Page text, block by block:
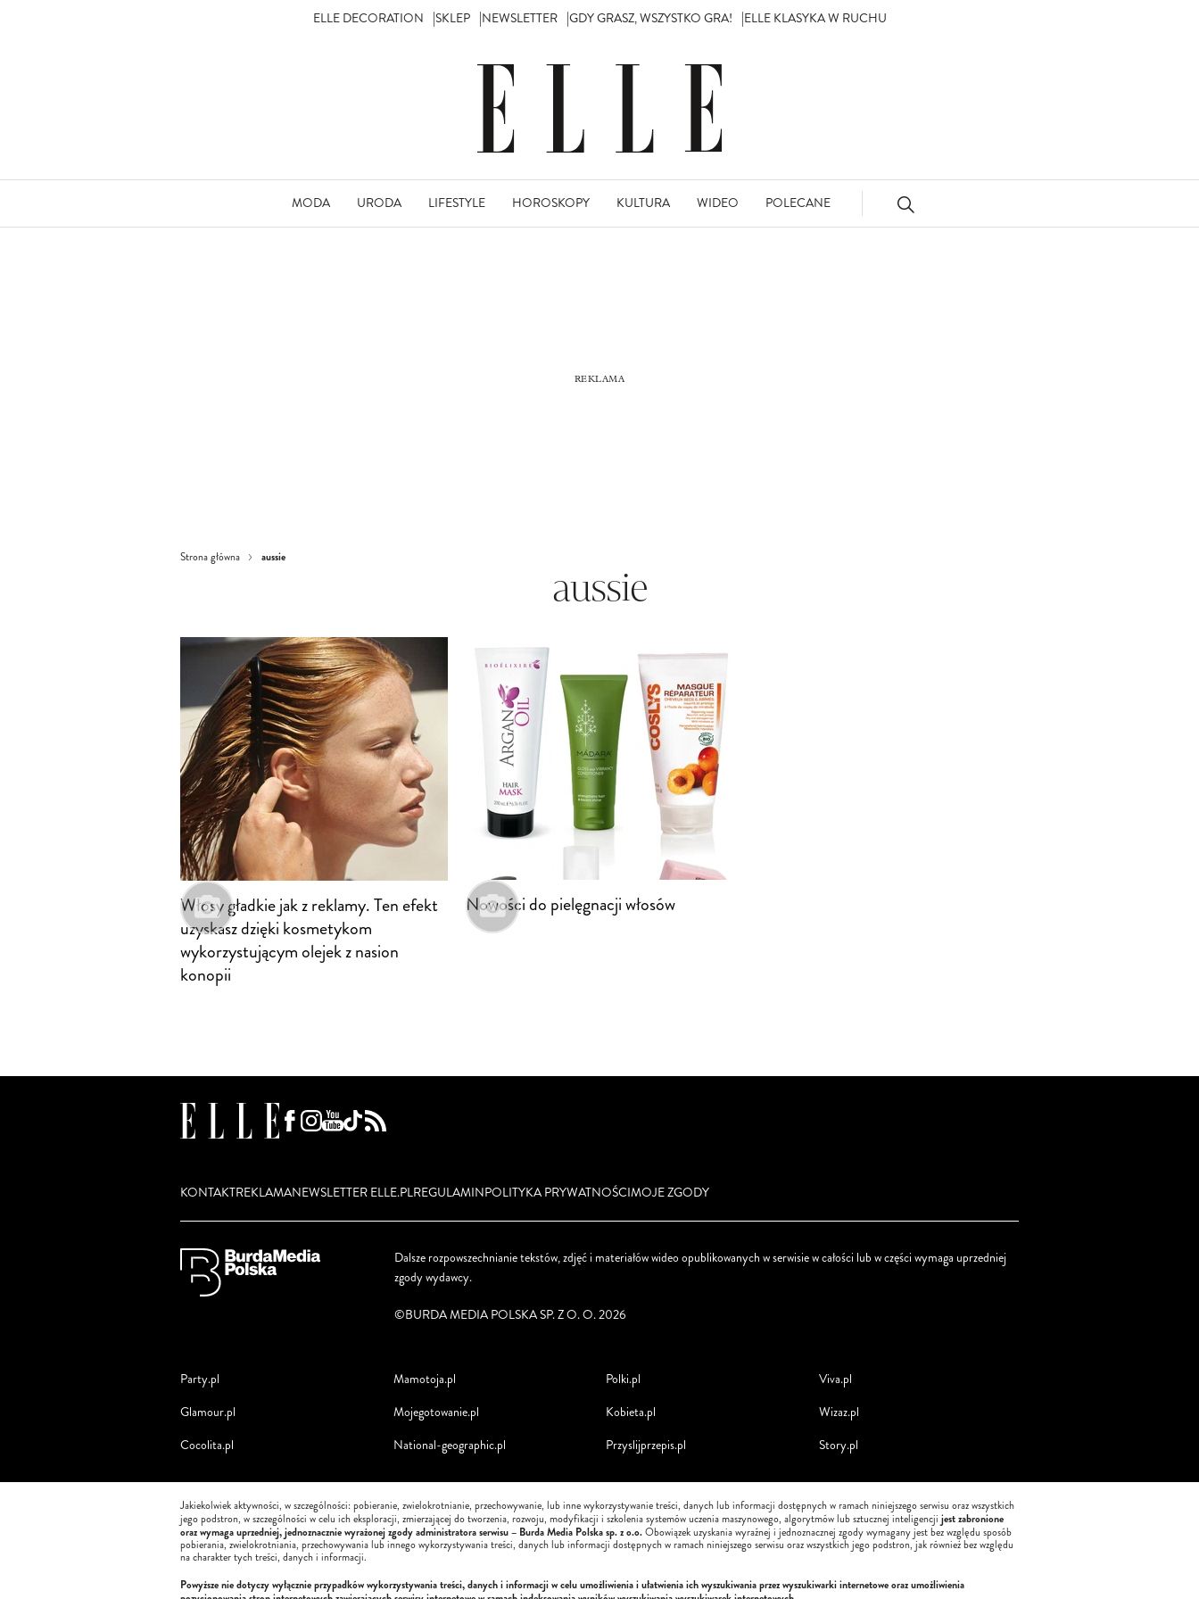
ELLE DECORATION SKLEP NEWSLETTER GDY GRASZ, WSZYSTKO GRA! ELLE KLASYKA W RUCHU
MODA URODA LIFESTYLE HOROSKOPY KULTURA WIDEO POLECANE
Strona główna aussie
aussie
Włosy gładkie jak z reklamy. Ten efekt
uzyskasz dzięki kosmetykom
wykorzystującym olejek z nasion
konopii
Nowości do pielęgnacji włosów
KONTAKTREKLAMANEWSLETTER ELLE.PLREGULAMINPOLITYKA PRYWATNOŚCIMOJE ZGODY
Dalsze rozpowszechnianie tekstów, zdjęć i materiałów wideo opublikowanych w serwisie w całości lub w części wymaga uprzedniej
zgody wydawcy.
©BURDA MEDIA POLSKA SP. Z O. O. 2026
Party.pl
Glamour.pl
Cocolita.pl
Mamotoja.pl
Mojegotowanie.pl
National-geographic.pl
Polki.pl
Kobieta.pl
Przyslijprzepis.pl
Viva.pl
Wizaz.pl
Story.pl
Jakiekolwiek aktywności, w szczególności: pobieranie, zwielokrotnianie, przechowywanie, lub inne wykorzystywanie treści, danych lub informacji dostępnych w ramach niniejszego serwisu oraz wszystkich
jego podstron, w szczególności w celu ich eksploracji, zmierzającej do tworzenia, rozwoju, modyfikacji i szkolenia systemów uczenia maszynowego, algorytmów lub sztucznej inteligencji jest zabronione
oraz wymaga uprzedniej, jednoznacznie wyrażonej zgody administratora serwisu – Burda Media Polska sp. z o.o.Obowiązek uzyskania wyraźnej i jednoznacznej zgody wymagany jest bez względu sposób
pobierania, zwielokrotniania, przechowywania lub innego wykorzystywania treści, danych lub informacji dostępnych w ramach niniejszego serwisu oraz wszystkich jego podstron, jak również bez względu
na charakter tych treści, danych i informacji.
Powyższe nie dotyczy wyłącznie przypadków wykorzystywania treści, danych i informacji w celu umożliwienia i ułatwienia ich wyszukiwania przez wyszukiwarki internetowe oraz umożliwienia